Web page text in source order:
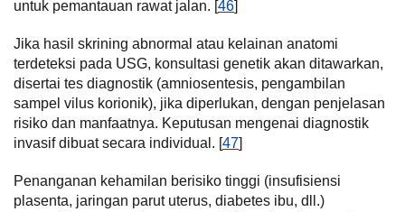
untuk pemantauan rawat jalan. [46]
Jika hasil skrining abnormal atau kelainan anatomi
terdeteksi pada USG, konsultasi genetik akan ditawarkan,
disertai tes diagnostik (amniosentesis, pengambilan
sampel vilus korionik), jika diperlukan, dengan penjelasan
risiko dan manfaatnya. Keputusan mengenai diagnostik
invasif dibuat secara individual. [47]
Penanganan kehamilan berisiko tinggi (insufisiensi
plasenta, jaringan parut uterus, diabetes ibu, dll.)